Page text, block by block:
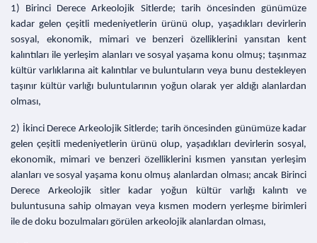
1) Birinci Derece Arkeolojik Sitlerde; tarih öncesinden günümüze
kadar gelen çeşitli medeniyetlerin ürünü olup, yaşadıkları devirlerin
sosyal, ekonomik, mimari ve benzeri özelliklerini yansıtan kent
kalıntıları ile yerleşim alanları ve sosyal yaşama konu olmuş; taşınmaz
kültür varlıklarına ait kalıntılar ve buluntuların veya bunu destekleyen
taşınır kültür varlığı buluntularının yoğun olarak yer aldığı alanlardan
olması,
2) İkinci Derece Arkeolojik Sitlerde; tarih öncesinden günümüze kadar
gelen çeşitli medeniyetlerin ürünü olup, yaşadıkları devirlerin sosyal,
ekonomik, mimari ve benzeri özelliklerini kısmen yansıtan yerleşim
alanları ve sosyal yaşama konu olmuş alanlardan olması; ancak Birinci
Derece Arkeolojik sitler kadar yoğun kültür varlığı kalıntı ve
buluntusuna sahip olmayan veya kısmen modern yerleşme birimleri
ile de doku bozulmaları görülen arkeolojik alanlardan olması,